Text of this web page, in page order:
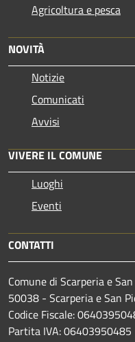
Agricoltura e pesca
NOVITÀ
Notizie
Comunicati
Avvisi
VIVERE IL COMUNE
Luoghi
Eventi
CONTATTI
Comune di Scarperia e
50038 - Scarperia e San
Codice Fiscale:
Partita IVA: 06403950485